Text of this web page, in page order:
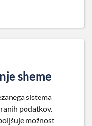
sheme
sistema
podatkov,
možnost